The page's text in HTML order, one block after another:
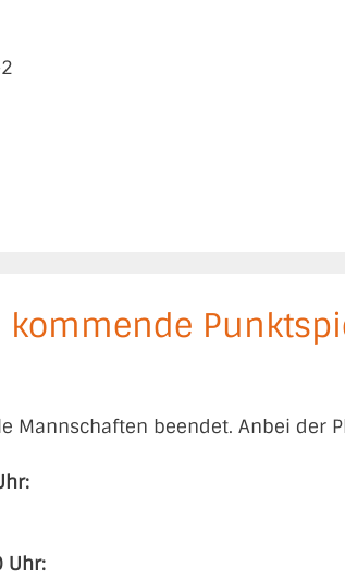
Mannschaften beendet. Anbei der
Uhr: